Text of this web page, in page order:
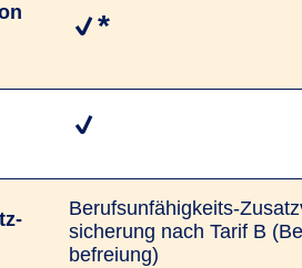
*
Berufs­unfähig­keits-
siche­rung nach Tarif B
befreiung)